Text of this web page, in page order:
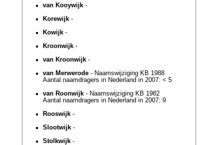
van Kooywijk-
Korewijk-
Kowijk-
Kroonwijk-
van Kroonwijk-
van Merwerode- Naamswijziging KB 1988
Aantal naamdragers in Nederland in 2007: < 5
van Roonwijk- Naamswijziging KB 1982
Aantal naamdragers in Nederland in 2007: 9
Rooswijk-
Slootwijk-
Stolkwijk-